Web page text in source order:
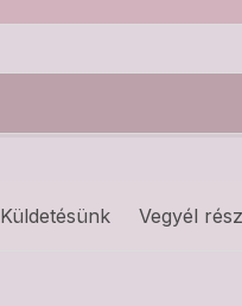
Küldetésünk Vegyél